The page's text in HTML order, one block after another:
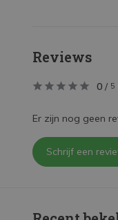
Reviews
0 / 5
Er zijn nog geen
Schrijf een